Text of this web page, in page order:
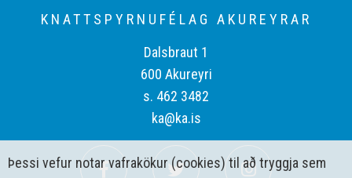
KNATTSPYRNUFÉLAG AKUREYRAR
Dalsbraut 1
600 Akureyri
s. 462 3482
ka@ka.is
Þessi vefur notar vafrakökur (cookies) til að tryggja sem